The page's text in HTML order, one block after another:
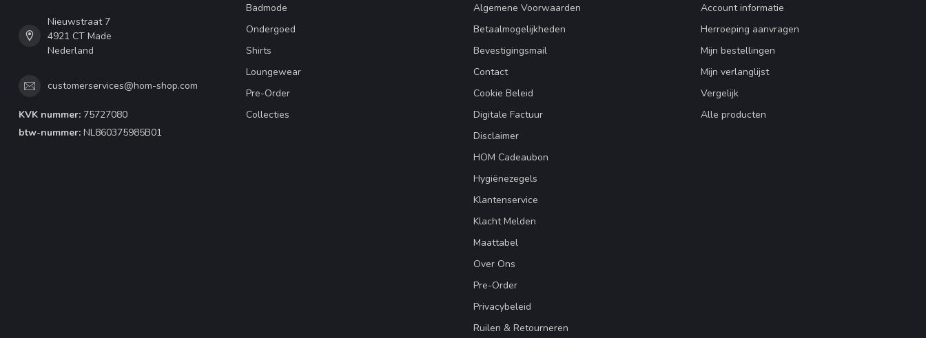
Nieuwstraat 7
4921 CT Made
Nederland
customerservices@hom-shop.com
KVK nummer: 75727080
btw-nummer: NL860375985B01
Badmode
Ondergoed
Shirts
Loungewear
Pre-Order
Collecties
Algemene Voorwaarden
Betaalmogelijkheden
Bevestigingsmail
Contact
Cookie Beleid
Digitale Factuur
Disclaimer
HOM Cadeaubon
Hygiënezegels
Klantenservice
Klacht Melden
Maattabel
Over Ons
Pre-Order
Privacybeleid
Ruilen & Retourneren
Account informatie
Herroeping aanvragen
Mijn bestellingen
Mijn verlanglijst
Vergelijk
Alle producten